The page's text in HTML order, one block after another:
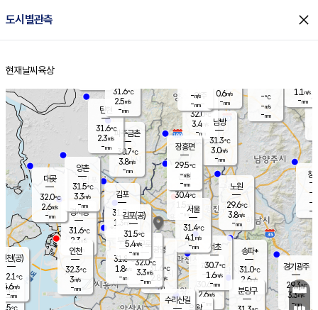
도시별관측 close
홈
현재날씨 육상
의도
℃
양주
32.0℃
3.4
-mm
과천
30.6℃
2.6m/s
- mm
경기광주
29.3℃
3.3m/s
-mm
경서동
31.6℃
2.3 m/s
-mm
파주금촌
30.7℃
3.8m/s
-mm
-℃
-m/s
-mm
대곶
32.0℃
2.6m/s
-mm
창
-
-m/
-
탄현
31.6℃
2.3m/s
-mm
1.1 m/s
-mm
의왕
김포
31.7℃
1.3 m/s
mm
광명
31.6 ℃
2.8 m/s
-mm
부천
31.8℃
1.8m/s
-mm
양촌
31.5℃
3.3m/s
-mm
구로
32.0℃
3.3m/s
-mm
은평
30.4℃
1.5 m/s
- mm
노원
29.6℃
3.8m/s
-mm
송파*
31.0℃
2.6m/s
-mm
서초
30.7℃
1.6m/s
-mm
남방
31.3℃
3.0m/s
-mm
수리산길
분당구
장흥면
29.5℃
-m/s
-mm
-m/s
-mm
인천(공)
32.1℃
4.6m/s
-mm
김포(공)
31.5℃
5.4m/s
-mm
인천
32.3℃
3m/s
-mm
서울
31.4℃
4.1 m/s
-mm
31.6℃
2.5m/s
-mm
0.6m/s
-mm